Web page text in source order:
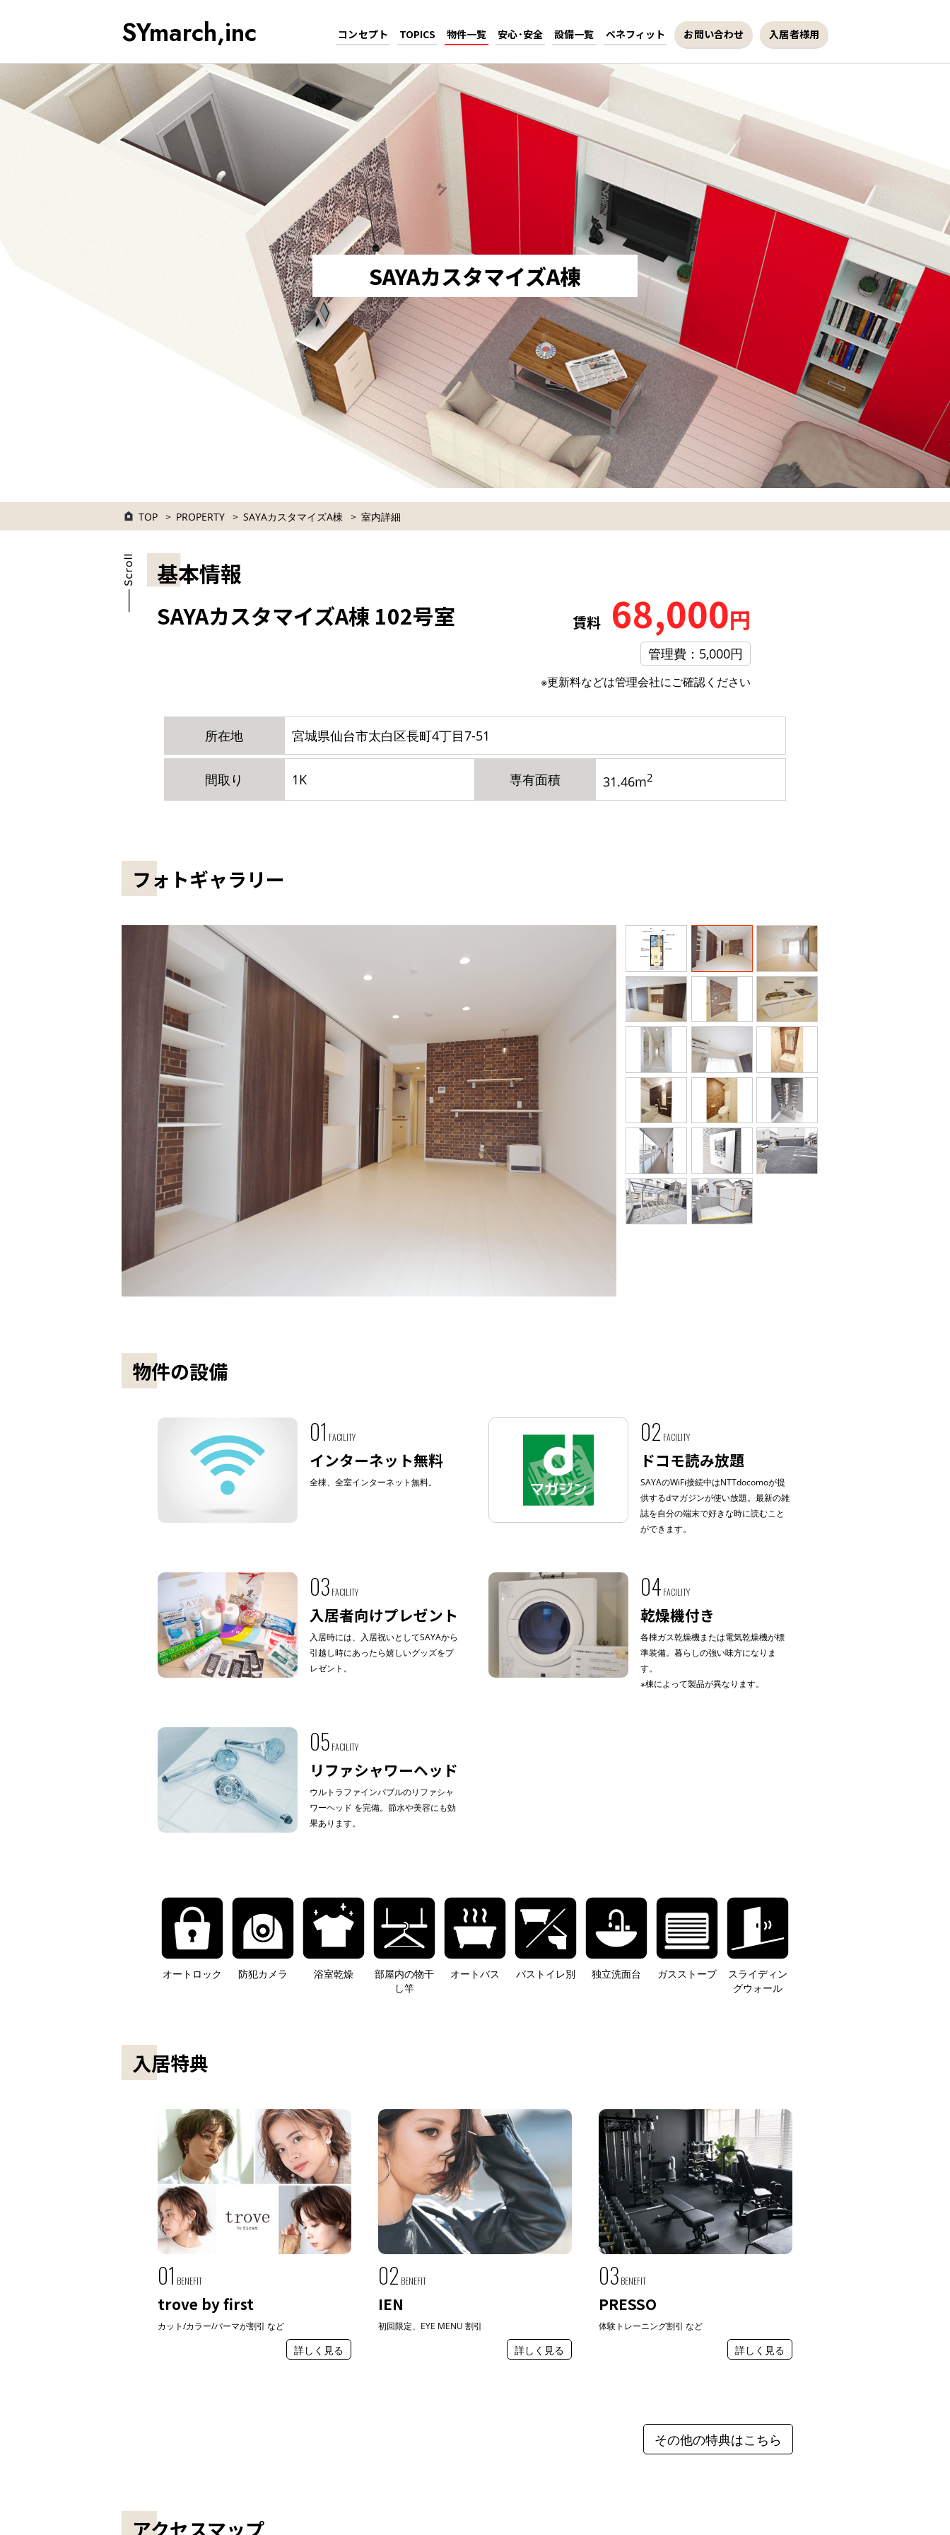
SYmarch,inc コンセプト TOPICS 物件一覧 安心･安全 設備一覧 ベネフィット お問い合わせ 入居者様用
SAYAカスタマイズA棟
TOP PROPERTY SAYAカスタマイズA棟 室内詳細
基本情報
SAYAカスタマイズA棟 102号室
賃料 68,000円
管理費：5,000円
※更新料などは管理会社にご確認ください
所在地 宮城県仙台市太白区長町4丁目7-51
間取り 1K 専有面積 31.46m2
フォトギャラリー
物件の設備
01 FACILITY
インターネット無料
全棟、全室インターネット無料。
02 FACILITY
ドコモ読み放題
SAYAのWiFi接続中はNTTdocomoが提
供するdマガジンが使い放題。最新の雑
誌を自分の端末で好きな時に読むこと
ができます。
03 FACILITY
入居者向けプレゼント
入居時には、入居祝いとしてSAYAから
引越し時にあったら嬉しいグッズをプ
レゼント。
04 FACILITY
乾燥機付き
各棟ガス乾燥機または電気乾燥機が標
準装備。暮らしの強い味方になりま
す。
※棟によって製品が異なります。
05 FACILITY
リファシャワーヘッド
ウルトラファインバブルのリファシャ
ワーヘッド を完備。節水や美容にも効
果あります。
オートロック 防犯カメラ 浴室乾燥
部屋内の物干
し竿
オートバス バストイレ別 独立洗面台 ガスストーブ
スライディン
グウォール
入居特典
01 BENEFIT
trove by first
カット/カラー/パーマが割引 など
詳しく見る
02 BENEFIT
IEN
初回限定、EYE MENU 割引
詳しく見る
03 BENEFIT
PRESSO
体験トレーニング割引 など
詳しく見る
その他の特典はこちら
アクセスマップ